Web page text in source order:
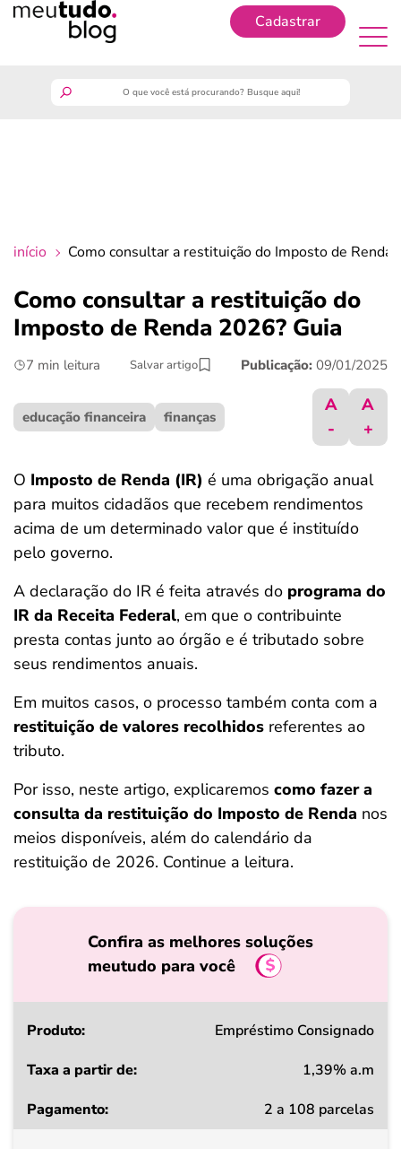
Cadastrar
crédito fácil
últimas notícias
ferramentas
início Como consultar a restituição do Imposto de Renda
Como consultar a restituição do
Imposto de Renda 2026? Guia
7 min leitura Salvar artigo Publicação: 09/01/2025
educação financeira finanças
A
-
A
+
O Imposto de Renda (IR) é uma obrigação anual
para muitos cidadãos que recebem rendimentos
acima de um determinado valor que é instituído
pelo governo.
A declaração do IR é feita através do programa do
IR da Receita Federal, em que o contribuinte
presta contas junto ao órgão e é tributado sobre
seus rendimentos anuais.
Em muitos casos, o processo também conta com a
restituição de valores recolhidos referentes ao
tributo.
Por isso, neste artigo, explicaremos como fazer a
consulta da restituição do Imposto de Renda nos
meios disponíveis, além do calendário da
restituição de 2026. Continue a leitura.
Confira as melhores soluções
meutudo para você
Produto
a
Empréstimo Consignado
1,39% a.m
2 a 108 parcelas